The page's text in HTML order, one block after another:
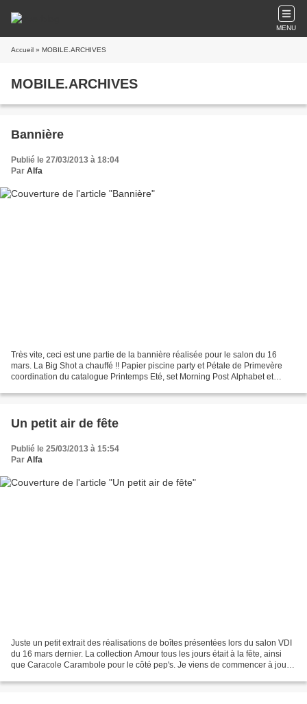
MENU
Accueil » MOBILE.ARCHIVES
MOBILE.ARCHIVES
Bannière
Publié le 27/03/2013 à 18:04
Par Alfa
Très vite, ceci est une partie de la bannière réalisée pour le salon du 16
mars. La Big Shot a chauffé !! Papier piscine party et Pétale de Primevère
coordination du catalogue Printemps Eté, set Morning Post Alphabet et
Un petit air de fête
Publié le 25/03/2013 à 15:54
Par Alfa
Juste un petit extrait des réalisations de boîtes présentées lors du salon VDI
du 16 mars dernier. La collection Amour tous les jours était à la fête, ainsi
que Caracole Carambole pour le côté pep's. Je viens de commencer à jouer